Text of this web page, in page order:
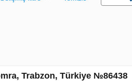
Trabzon, Türkiye №86438